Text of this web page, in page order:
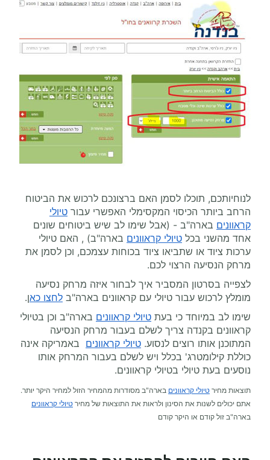
לנוחיותכם, תוכלו לסמן האם ברצונכם לרכוש את הביטוח
הרחב ביותר הכיסוי המקסימלי האפשרי עבור טיולי
קראוונים בארה"ב - (אבל שימו לב שיש ביטוחים שונים
אחד מהשני בכל טיולי קראוונים בארה"ב) , האם טיולי
ערכות ציוד או שתביאו ציוד בכוחות עצמכם, וכן לסמן את
מרחק הנסיעה הרצוי לכם.
לצפייה בסרטון המסביר איך לבחור איזה מרחק נסיעה
מומלץ לרכוש עבור טיולי עם קראוונים בארה"ב לחצו כאן.
שימו לב במיוחד כי בעת טיולי קראוונים בארה"ב וכן בטיולי
קראוונים בקנדה צריך לשלם בעבור מרחק הנסיעה
המתוכנן אותו רוצים לנסוע. טיולי קראוונים באמריקה אינה
כוללת קילומטרג' בכלל ויש לשלם בעבור המרחק אותו
נוסעים בעת טיולי בטיולי קראוונים.
תוצאות מחיר טיולי קראוונים בארה"ב מסודרות מהמחיר הזול למחיר היקר יותר.
אתם יכולים לשנות את הסינון ולראות את התוצאות של מחיר טיולי קראוונים
בארה"ב זול קודם או היקר קודם